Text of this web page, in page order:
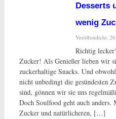
Desserts
wenig
Veröffentlicht:
Richtig
Zucker! Als Genießer lieben wir
zuckerhaltige Snacks. Und
nicht unbedingt die gesündesten
sind, gönnen wir sie uns
Doch Soulfood geht auch anders.
Zucker und natürlicheren, […]